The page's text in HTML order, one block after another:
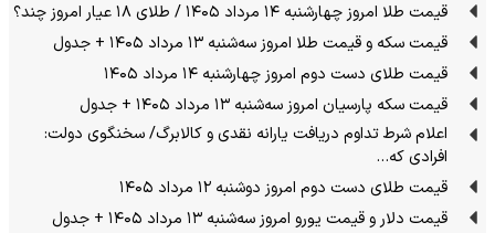
قیمت طلا امروز چهارشنبه ۱۴ مرداد ۱۴۰۵ / طلای ۱۸ عیار امروز چند؟
قیمت سکه و قیمت طلا امروز سه‌شنبه ۱۳ مرداد ۱۴۰۵ + جدول
قیمت طلای دست دوم امروز چهارشنبه ۱۴ مرداد ۱۴۰۵
قیمت سکه پارسیان امروز سه‌شنبه ۱۳ مرداد ۱۴۰۵ + جدول
اعلام شرط تداوم دریافت یارانه نقدی و کالابرگ/ سخنگوی دولت:
افرادی که…
قیمت طلای دست دوم امروز دوشنبه ۱۲ مرداد ۱۴۰۵
قیمت دلار و قیمت یورو امروز سه‌شنبه ۱۳ مرداد ۱۴۰۵ + جدول